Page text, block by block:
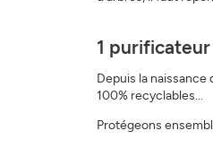
1
Depuis la naissance
100% recyclables...
Protégeons